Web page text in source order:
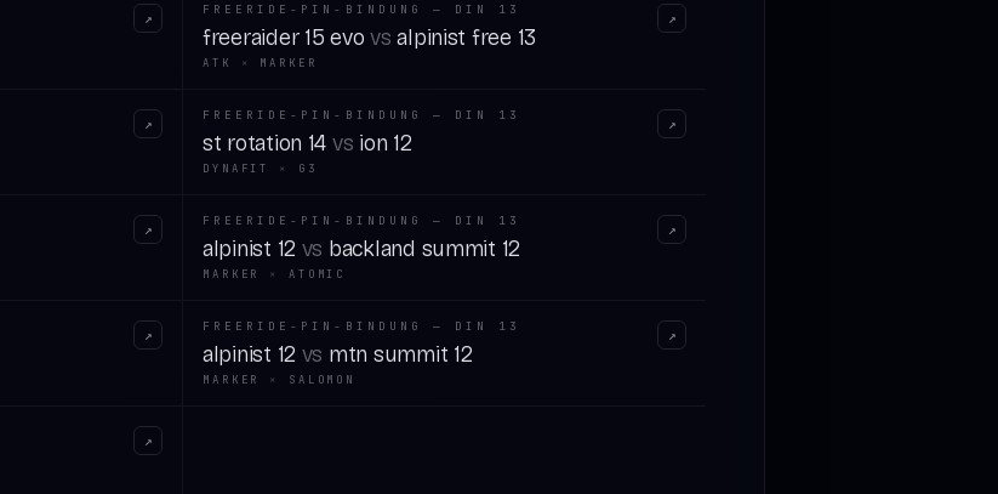
↗
FREERIDE-PIN-BINDUNG — DIN 13
freeraider 15 evo vs alpinist free 13
ATK × MARKER
↗
↗
FREERIDE-PIN-BINDUNG — DIN 13
st rotation 14 vs ion 12
DYNAFIT × G3
↗
↗
FREERIDE-PIN-BINDUNG — DIN 13
alpinist 12 vs backland summit 12
MARKER × ATOMIC
↗
↗
FREERIDE-PIN-BINDUNG — DIN 13
alpinist 12 vs mtn summit 12
MARKER × SALOMON
↗
↗